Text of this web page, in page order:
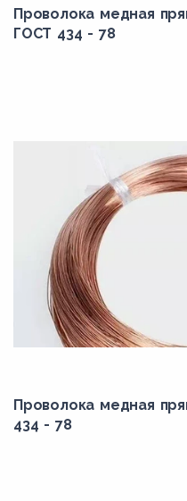
Проволока медная
ГОСТ 434 - 78
Проволока медная
434 - 78